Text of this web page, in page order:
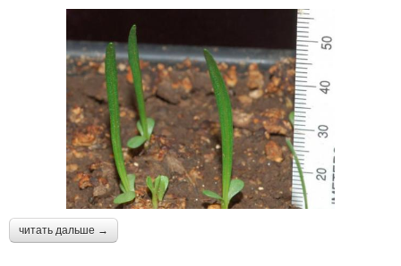
читать дальше →